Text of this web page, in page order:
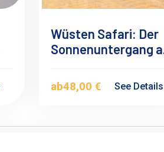
Wüsten Safari: Der
Sonnenuntergang
Alam
ab48,00 € See Details